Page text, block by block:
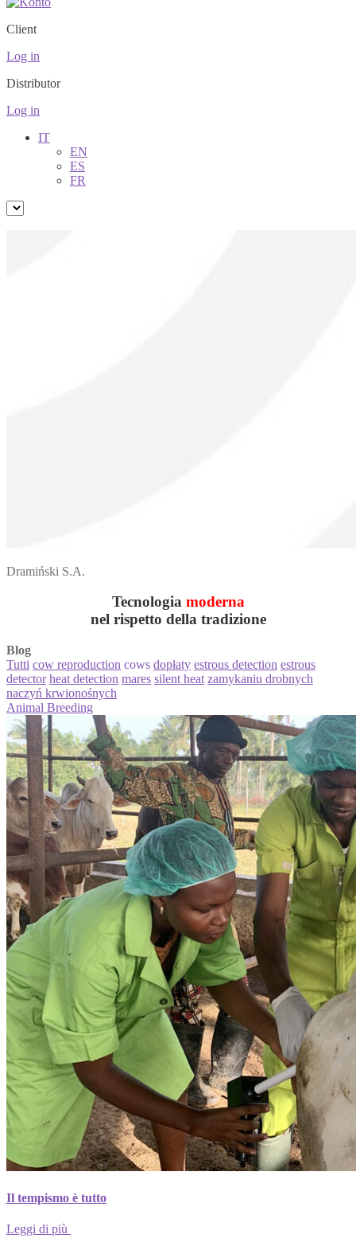
Client
Log in
Distributor
Log in
IT
EN
ES
FR
Dramiński S.A.
Tecnologia moderna
nel rispetto della tradizione
Blog
Tutti cow reproduction cows dopłaty estrous detection estrous
detector heat detection mares silent heat zamykaniu drobnych
naczyń krwionośnych
Animal Breeding
Il tempismo è tutto
Leggi di più